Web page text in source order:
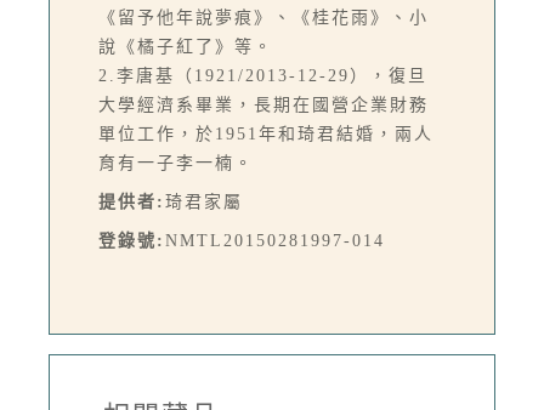
《留予他年說夢痕》、《桂花雨》、小
說《橘子紅了》等。
2.李唐基（1921/2013-12-29），復旦
大學經濟系畢業，長期在國營企業財務
單位工作，於1951年和琦君結婚，兩人
育有一子李一楠。
提供者: 琦君家屬
登錄號: NMTL20150281997-014